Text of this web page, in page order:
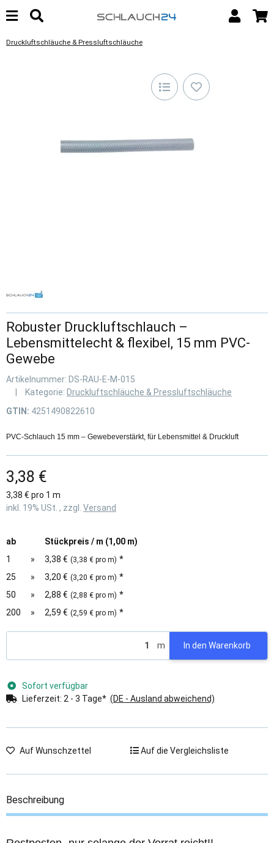
Druckluftschläuche & Pressluftschläuche
Robuster Druckluftschlauch –
Lebensmittelecht & flexibel, 15 mm PVC-
Gewebe
Artikelnummer: DS-RAU-E-M-015
Kategorie: Druckluftschläuche & Pressluftschläuche
GTIN: 4251490822610
PVC-Schlauch 15 mm – Gewebeverstärkt, für Lebensmittel & Druckluft
3,38 €
3,38 € pro 1 m
inkl. 19% USt. , zzgl. Versand
ab
Stückpreis / m (1,00 m)
1
» 3,38 € (3,38 € pro m) *
25
» 3,20 € (3,20 € pro m) *
50
» 2,88 € (2,88 € pro m) *
200
» 2,59 € (2,59 € pro m) *
m In den Warenkorb
Sofort verfügbar
Lieferzeit: 2 - 3 Tage* (DE - Ausland abweichend)
Auf Wunschzettel Auf die Vergleichsliste
Beschreibung